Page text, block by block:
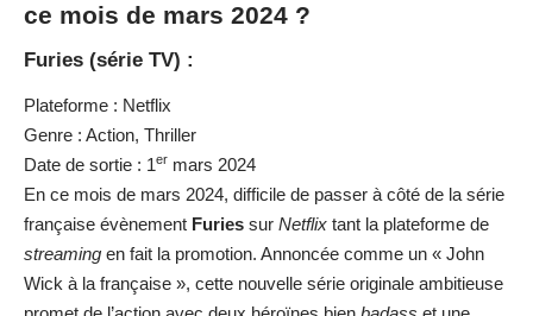
ce mois de mars 2024 ?
Furies (série TV) :
Plateforme : Netflix
Genre : Action, Thriller
Date de sortie : 1er mars 2024
En ce mois de mars 2024, difficile de passer à côté de la série
française évènement Furies sur Netflix tant la plateforme de
streaming en fait la promotion. Annoncée comme un « John
Wick à la française », cette nouvelle série originale ambitieuse